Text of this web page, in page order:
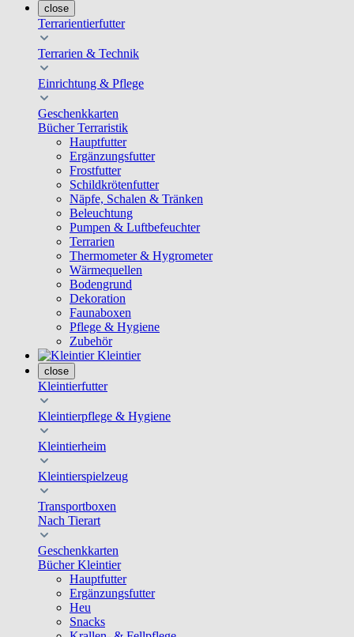
close
Terrarientierfutter
Terrarien & Technik
Einrichtung & Pflege
Geschenkkarten
Bücher Terraristik
Hauptfutter
Ergänzungsfutter
Frostfutter
Schildkrötenfutter
Näpfe, Schalen & Tränken
Beleuchtung
Pumpen & Luftbefeuchter
Terrarien
Thermometer & Hygrometer
Wärmequellen
Bodengrund
Dekoration
Faunaboxen
Pflege & Hygiene
Zubehör
Kleintier
close
Kleintierfutter
Kleintierpflege & Hygiene
Kleintierheim
Kleintierspielzeug
Transportboxen
Nach Tierart
Geschenkkarten
Bücher Kleintier
Hauptfutter
Ergänzungsfutter
Heu
Snacks